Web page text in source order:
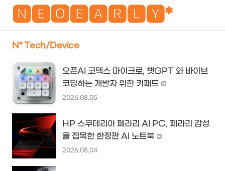
🅽🅴🅾🅴🅰🆁🅻🆈*
색
뉴
N* Tech/Device
오픈AI 코덱스 마이크로, 챗GPT 와 바이브
코딩하는 개발자 위한 키패드
2026.08.05
HP 스쿠데리아 페라리 AI PC, 페라리 감성
을 접목한 한정판 AI 노트북
2026.08.04